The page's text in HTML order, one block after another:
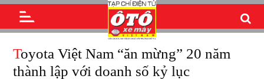
Toyota Việt Nam “ăn mừng” 20 năm
thành lập với doanh số kỷ lục